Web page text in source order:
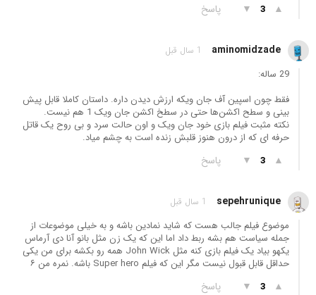
▲
3
▼ پاسخ
aminomidzade 1 سال قبل
29 ساله:
فقط چون اسپین آف جان ویکه ارزش دیدن داره. داستان کاملا قابل پیش
بینی و سطح اکشن‌ها حتی در سطخ اکشن جان ویک 1 هم نیست.
نکته مثبت فیلم بازی خود جان ویک و اون حالت سرد و بی روح یک قاتل
حرفه ای که از درون هنوز قلبش زنده است به چشم میاد.
▲
3
▼ پاسخ
sepehrunique 1 سال قبل
موضوع فیلم جالب هست که شاید نمادین باشه و به خیلی موضوعات از
جمله سیاست هم بشه ربط داد اما این که یک زن مثل بانو آنا دی آرماس
یکهو بیاد یک فیلم بازی کنه مثل John Wick همه رو بکشه برای من یکی
حداقل قابل قبول نیست مگر این که فیلم Super hero باشه. نمره من ۶
▲
3
▼ پاسخ